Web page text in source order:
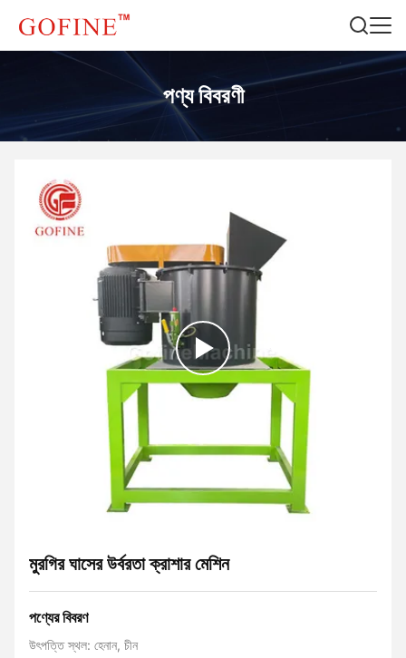
পণ্য বিবরণী
মুরগির ঘাসের উর্বরতা ক্রাশার মেশিন
পণ্যের বিবরণ
উৎপত্তি স্থল: হেনান, চীন